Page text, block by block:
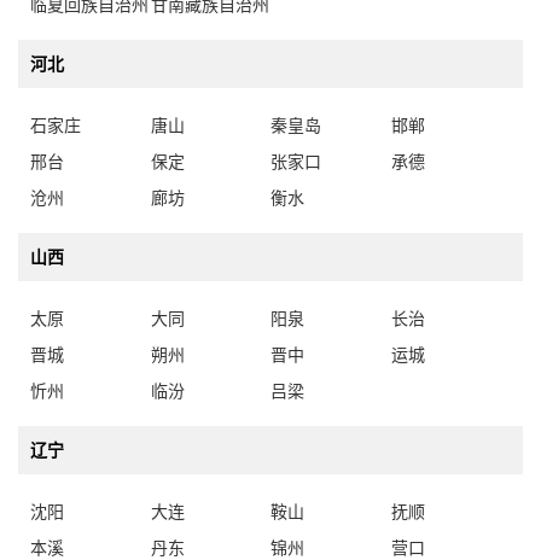
河北
石家庄 唐山 秦皇岛
邯郸
邢台
保定 张家口
承德
沧州
廊坊 衡水
山西
太原 大同 阳泉
长治
晋城
朔州 晋中
运城
忻州
临汾 吕梁
辽宁
沈阳 大连 鞍山
抚顺
本溪
丹东 锦州
营口